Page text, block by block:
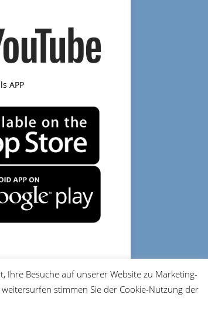
APP
DATENSCHUTZ IMPRESSUM
Ihre Besuche auf unserer Website zu Marketing-
stimmen Sie der Cookie-Nutzung der